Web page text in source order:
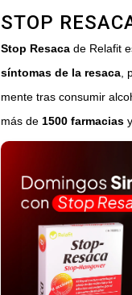
STOP
Stop Resaca de Relafit
síntomas de la resaca
mente tras consumir
más de 1500 farmacias